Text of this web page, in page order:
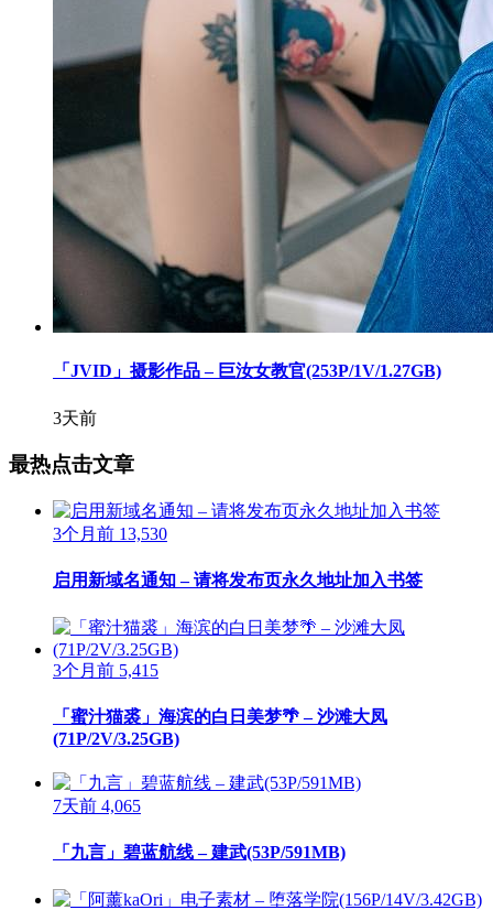
「JVID」摄影作品 – 巨汝女教官(253P/1V/1.27GB)
3天前
最热点击文章
3个月前 13,530
启用新域名通知 – 请将发布页永久地址加入书签
3个月前 5,415
「蜜汁猫裘」海滨的白日美梦🌴 – 沙滩大凤
(71P/2V/3.25GB)
7天前 4,065
「九言」碧蓝航线 – 建武(53P/591MB)